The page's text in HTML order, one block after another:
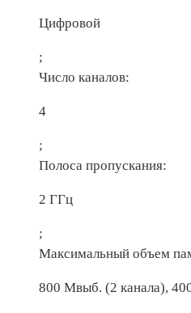
Цифровой
;
Число каналов:
4
;
Полоса пропускания:
2 ГГц
;
Максимальный объем
800 Мвыб. (2 канала),